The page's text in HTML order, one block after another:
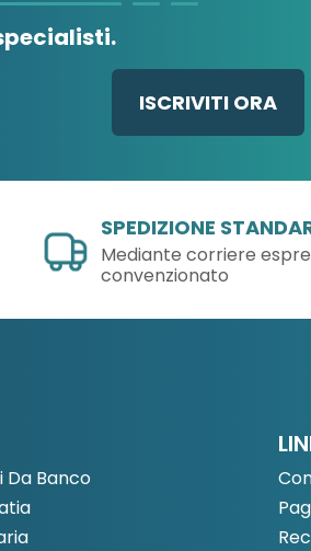
ISCRIVITI ORA
SPEDIZIONE
Mediante corriere
convenzionato
Da Banco